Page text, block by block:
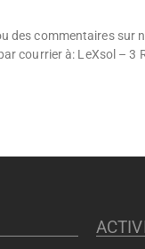
des commentaires
courrier à: LeXsol – 3